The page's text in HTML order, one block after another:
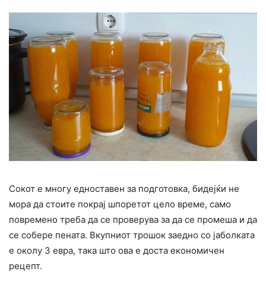
Сокот е многу едноставен за подготовка, бидејќи не
мора да стоите покрај шпоретот цело време, само
повремено треба да се проверува за да се промеша и да
се собере пената. Вкупниот трошок заедно со јаболката
е околу 3 евра, така што ова е доста економичен
рецепт.